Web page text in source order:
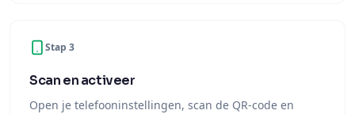
Stap 3
Scan en activeer
Open je telefooninstellingen, scan de QR-code en